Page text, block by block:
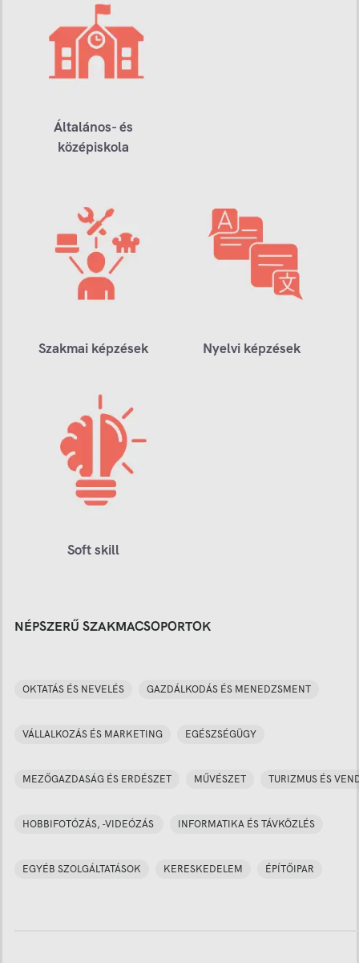
Általános- és
középiskola
Szakmai képzések Nyelvi képzések
Soft skill
NÉPSZERŰ SZAKMACSOPORTOK
OKTATÁS ÉS NEVELÉS GAZDÁLKODÁS ÉS MENEDZSMENT
VÁLLALKOZÁS ÉS MARKETING EGÉSZSÉGÜGY
MEZŐGAZDASÁG ÉS ERDÉSZET MŰVÉSZET TURIZMUS ÉS
HOBBIFOTÓZÁS, -VIDEÓZÁS INFORMATIKA ÉS TÁVKÖZLÉS
EGYÉB SZOLGÁLTATÁSOK KERESKEDELEM ÉPÍTŐIPAR